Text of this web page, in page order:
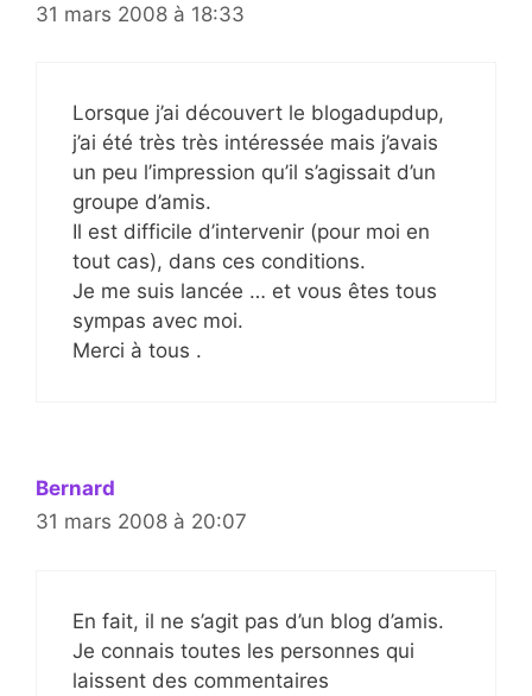
31 mars 2008 à 18:33
Lorsque j’ai découvert le blogadupdup,
j’ai été très très intéressée mais j’avais
un peu l’impression qu’il s’agissait d’un
groupe d’amis.
Il est difficile d’intervenir (pour moi en
tout cas), dans ces conditions.
Je me suis lancée … et vous êtes tous
sympas avec moi.
Merci à tous .
Bernard
31 mars 2008 à 20:07
En fait, il ne s’agit pas d’un blog d’amis.
Je connais toutes les personnes qui
laissent des commentaires